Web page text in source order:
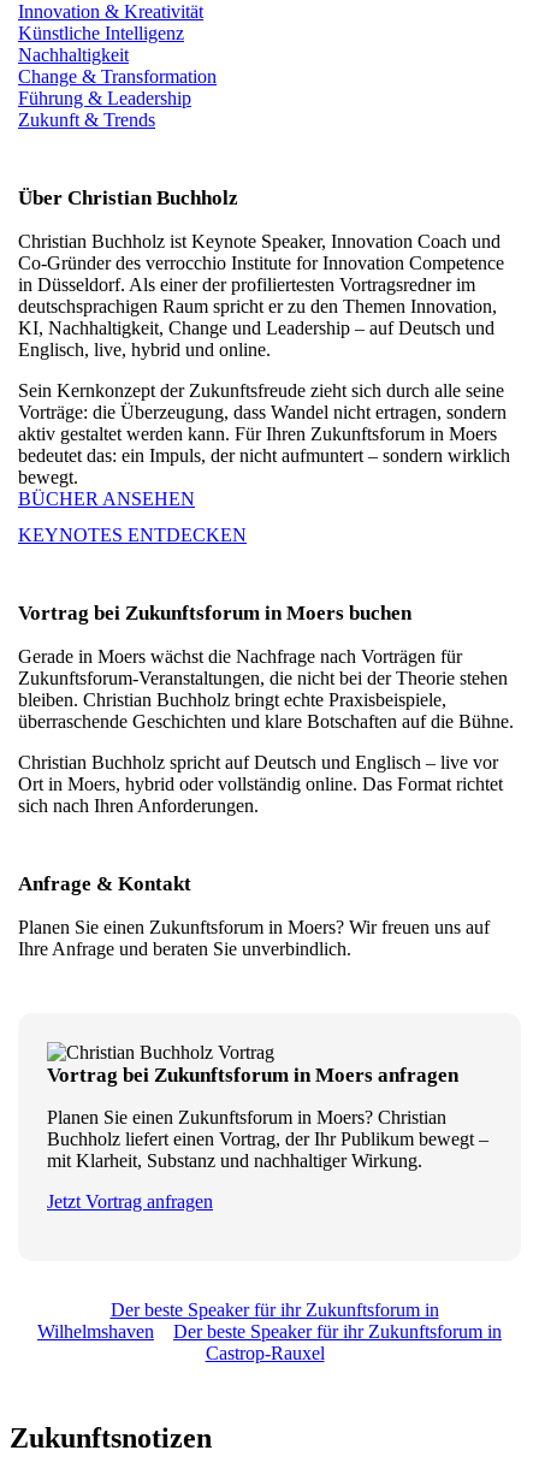
Innovation & Kreativität
Künstliche Intelligenz
Nachhaltigkeit
Change & Transformation
Führung & Leadership
Zukunft & Trends
Über Christian Buchholz
Christian Buchholz ist Keynote Speaker, Innovation Coach und
Co-Gründer des verrocchio Institute for Innovation Competence
in Düsseldorf. Als einer der profiliertesten Vortragsredner im
deutschsprachigen Raum spricht er zu den Themen Innovation,
KI, Nachhaltigkeit, Change und Leadership – auf Deutsch und
Englisch, live, hybrid und online.
Sein Kernkonzept der Zukunftsfreude zieht sich durch alle seine
Vorträge: die Überzeugung, dass Wandel nicht ertragen, sondern
aktiv gestaltet werden kann. Für Ihren Zukunftsforum in Moers
bedeutet das: ein Impuls, der nicht aufmuntert – sondern wirklich
bewegt.
BÜCHER ANSEHEN
KEYNOTES ENTDECKEN
Vortrag bei Zukunftsforum in Moers buchen
Gerade in Moers wächst die Nachfrage nach Vorträgen für
Zukunftsforum-Veranstaltungen, die nicht bei der Theorie stehen
bleiben. Christian Buchholz bringt echte Praxisbeispiele,
überraschende Geschichten und klare Botschaften auf die Bühne.
Christian Buchholz spricht auf Deutsch und Englisch – live vor
Ort in Moers, hybrid oder vollständig online. Das Format richtet
sich nach Ihren Anforderungen.
Anfrage & Kontakt
Planen Sie einen Zukunftsforum in Moers? Wir freuen uns auf
Ihre Anfrage und beraten Sie unverbindlich.
Vortrag bei Zukunftsforum in Moers anfragen
Planen Sie einen Zukunftsforum in Moers? Christian
Buchholz liefert einen Vortrag, der Ihr Publikum bewegt –
mit Klarheit, Substanz und nachhaltiger Wirkung.
Jetzt Vortrag anfragen
Der beste Speaker für ihr Zukunftsforum in
Wilhelmshaven
Der beste Speaker für ihr Zukunftsforum in
Castrop-Rauxel
Zukunftsnotizen